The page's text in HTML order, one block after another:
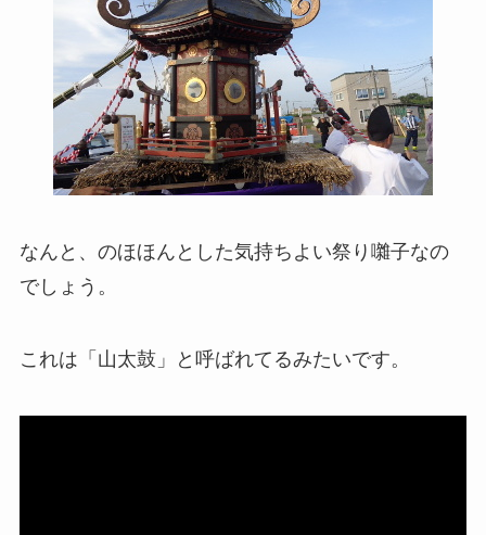
なんと、のほほんとした気持ちよい祭り囃子なの
でしょう。
これは「山太鼓」と呼ばれてるみたいです。